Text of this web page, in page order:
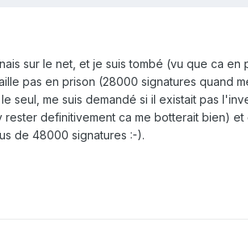
sur le net, et je suis tombé (vu que ca en
pas en prison (28000 signatures quand
seul, me suis demandé si il existait pas
definitivement ca me botterait bien)
de 48000 signatures :-).